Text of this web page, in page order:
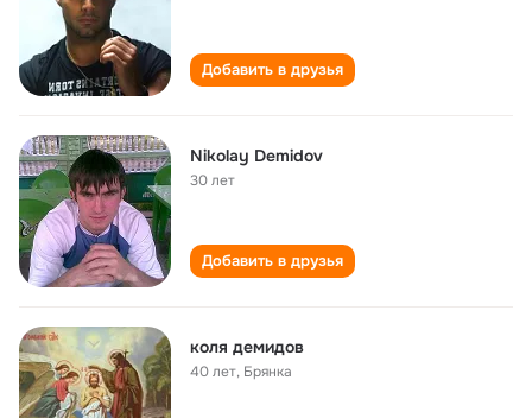
Добавить в друзья
Nikolay Demidov
30 лет
Добавить в друзья
коля демидов
40 лет, Брянка